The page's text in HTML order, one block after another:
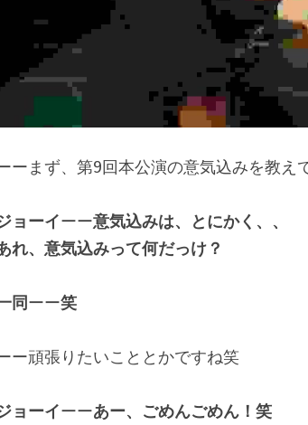
ーまず、第9回本公演の意気込みを教え
ョーイーー意気込みは、とにかく、、
れ、意気込みって何だっけ？
同ーー笑
ー頑張りたいこととかですね笑
ョーイーーあー、ごめんごめん！笑